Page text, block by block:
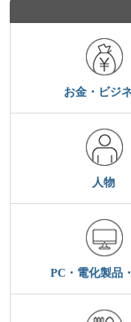
お金・ビジ
人物
PC・電化製品